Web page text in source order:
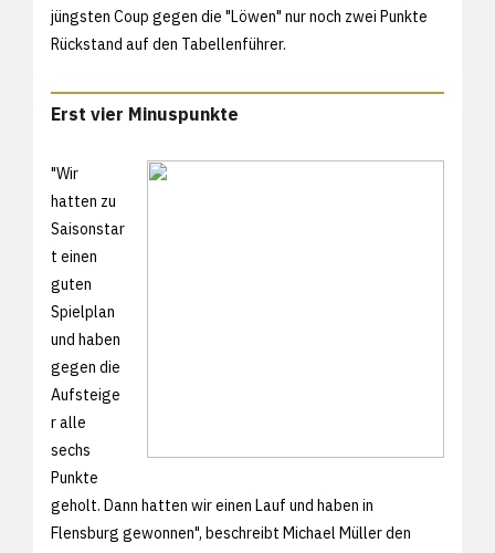
jüngsten Coup gegen die "Löwen" nur noch zwei Punkte
Rückstand auf den Tabellenführer.
Erst vier Minuspunkte
"Wir
hatten zu
Saisonstar
t einen
guten
Spielplan
und haben
gegen die
Aufsteige
r alle
sechs
Punkte
geholt. Dann hatten wir einen Lauf und haben in
Flensburg gewonnen", beschreibt Michael Müller den